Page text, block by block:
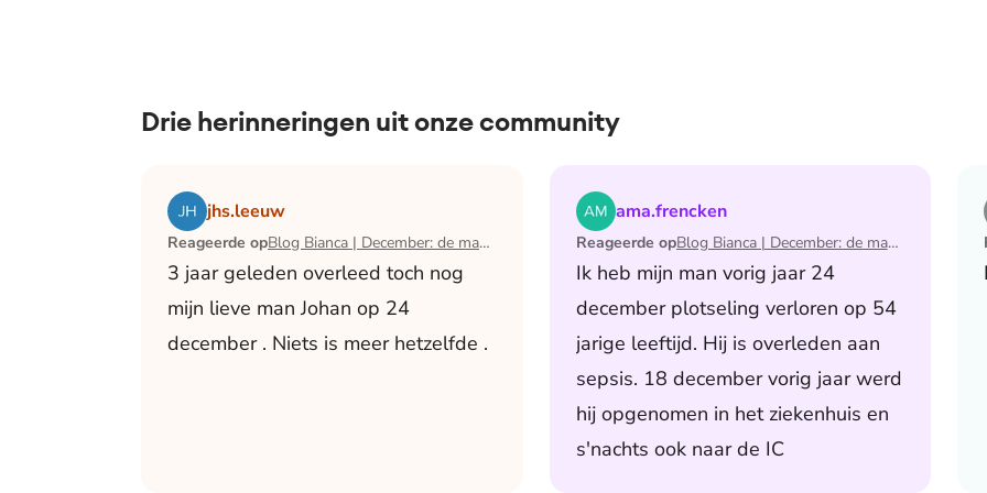
Drie herinneringen uit onze community
jhs.leeuw
Reageerde op Blog Bianca | December: de maand waarin ik mijn man verloor
3 jaar geleden overleed toch nog
mijn lieve man Johan op 24
december . Niets is meer hetzelfde .
Lees het artikel Blog Bianca | December: de maand waarin ik mijn man verloor
ama.frencken
Reageerde op Blog Bianca | December: de maand waarin ik mijn man verloor
Ik heb mijn man vorig jaar 24
december plotseling verloren op 54
jarige leeftijd. Hij is overleden aan
sepsis. 18 december vorig jaar werd
hij opgenomen in het ziekenhuis en
s'nachts ook naar de IC
Lees het artikel Blog Bianca | December: de maand